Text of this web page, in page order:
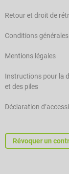
Retour et droit de
Conditions
Mentions légales
Instructions pour la
et des piles
Déclaration
Révoquer un